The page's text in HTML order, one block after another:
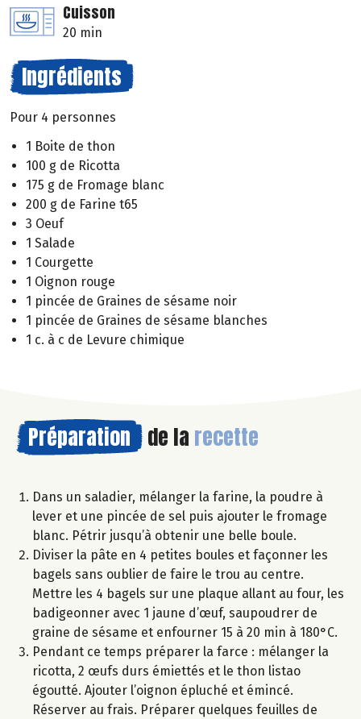
Cuisson
20 min
Ingrédients
Pour 4 personnes
1 Boite de thon
100 g de Ricotta
175 g de Fromage blanc
200 g de Farine t65
3 Oeuf
1 Salade
1 Courgette
1 Oignon rouge
1 pincée de Graines de sésame noir
1 pincée de Graines de sésame blanches
1 c. à c de Levure chimique
Préparation de la recette
Dans un saladier, mélanger la farine, la poudre à
lever et une pincée de sel puis ajouter le fromage
blanc. Pétrir jusqu’à obtenir une belle boule.
Diviser la pâte en 4 petites boules et façonner les
bagels sans oublier de faire le trou au centre.
Mettre les 4 bagels sur une plaque allant au four, les
badigeonner avec 1 jaune d’œuf, saupoudrer de
graine de sésame et enfourner 15 à 20 min à 180°C.
Pendant ce temps préparer la farce : mélanger la
ricotta, 2 œufs durs émiettés et le thon listao
égoutté. Ajouter l’oignon épluché et émincé.
Réserver au frais. Préparer quelques feuilles de